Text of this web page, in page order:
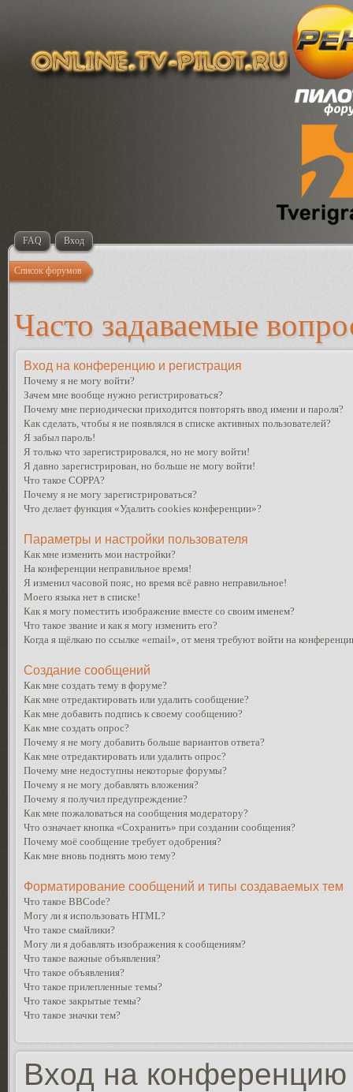
FAQ Вход
Список форумов
Часто задаваемые
Вход на конференцию и регистрация
Почему я не могу войти?
Зачем мне вообще нужно регистрироваться?
Почему мне периодически приходится повторять ввод имени и пароля?
Как сделать, чтобы я не появлялся в списке активных пользователей?
Я забыл пароль!
Я только что зарегистрировался, но не могу войти!
Я давно зарегистрирован, но больше не могу войти!
Что такое COPPA?
Почему я не могу зарегистрироваться?
Что делает функция «Удалить cookies конференции»?
Параметры и настройки пользователя
Как мне изменить мои настройки?
На конференции неправильное время!
Я изменил часовой пояс, но время всё равно неправильное!
Моего языка нет в списке!
Как я могу поместить изображение вместе со своим именем?
Что такое звание и как я могу изменить его?
Когда я щёлкаю по ссылке «email», от меня требуют войти на
Создание сообщений
Как мне создать тему в форуме?
Как мне отредактировать или удалить сообщение?
Как мне добавить подпись к своему сообщению?
Как мне создать опрос?
Почему я не могу добавить больше вариантов ответа?
Как мне отредактировать или удалить опрос?
Почему мне недоступны некоторые форумы?
Почему я не могу добавлять вложения?
Почему я получил предупреждение?
Как мне пожаловаться на сообщения модератору?
Что означает кнопка «Сохранить» при создании сообщения?
Почему моё сообщение требует одобрения?
Как мне вновь поднять мою тему?
Форматирование сообщений и типы создаваемых тем
Что такое BBCode?
Могу ли я использовать HTML?
Что такое смайлики?
Могу ли я добавлять изображения к сообщениям?
Что такое важные объявления?
Что такое объявления?
Что такое прилепленные темы?
Что такое закрытые темы?
Что такое значки тем?
Вход на конференцию